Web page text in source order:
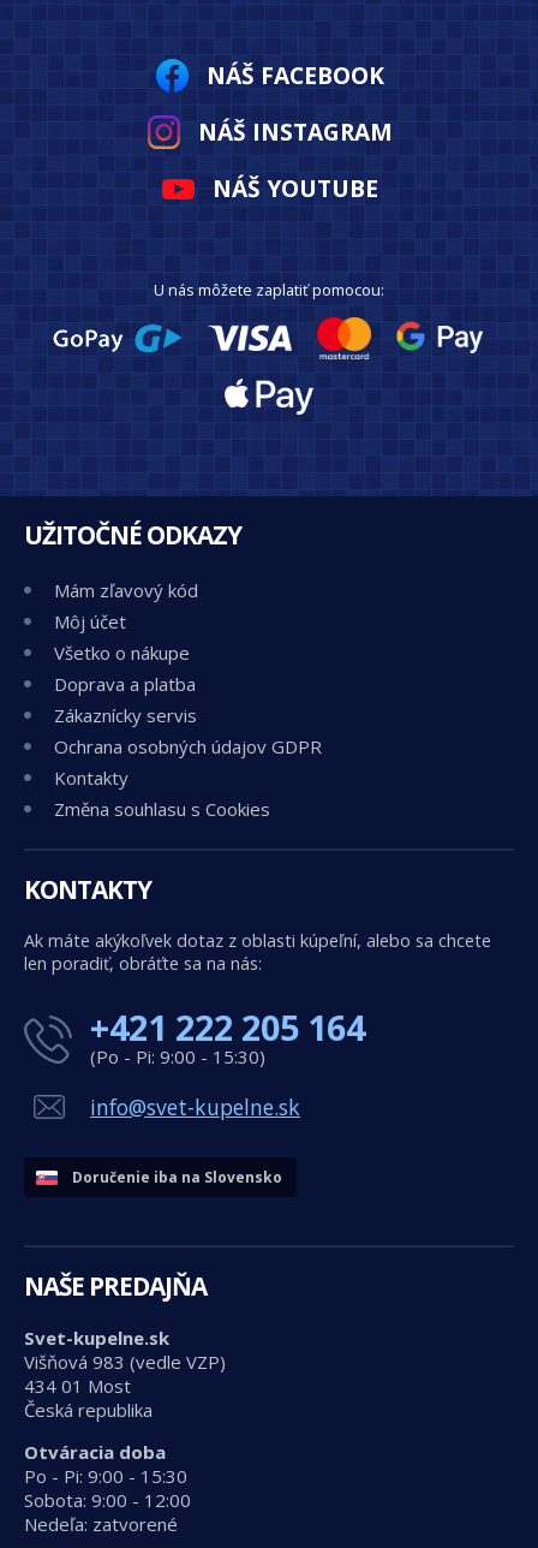
NÁŠ FACEBOOK
NÁŠ INSTAGRAM
NÁŠ YOUTUBE
U nás môžete zaplatiť pomocou:
UŽITOČNÉ ODKAZY
Mám zľavový kód
Môj účet
Všetko o nákupe
Doprava a platba
Zákaznícky servis
Ochrana osobných údajov GDPR
Kontakty
Změna souhlasu s Cookies
KONTAKTY
Ak máte akýkoľvek dotaz z oblasti kúpeľní, alebo sa chcete
len poradiť, obráťte sa na nás:
+421 222 205 164
(Po - Pi: 9:00 - 15:30)
info@svet-kupelne.sk
Doručenie iba na Slovensko
NAŠE PREDAJŇA
Svet-kupelne.sk
Višňová 983 (vedle VZP)
434 01 Most
Česká republika
Otváracia doba
Po - Pi: 9:00 - 15:30
Sobota: 9:00 - 12:00
Nedeľa: zatvorené